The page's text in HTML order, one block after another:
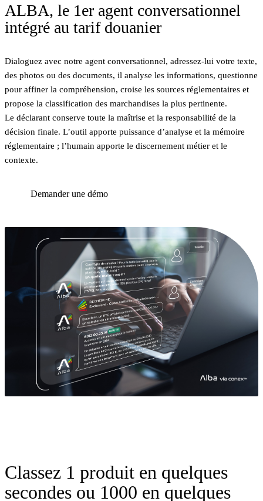
ALBA, le 1er agent conversationnel
intégré au tarif douanier
Dialoguez avec notre agent conversationnel, adressez-lui votre texte,
des photos ou des documents, il analyse les informations, questionne
pour affiner la compréhension, croise les sources réglementaires et
propose la classification des marchandises la plus pertinente.
Le déclarant conserve toute la maîtrise et la responsabilité de la
décision finale. L’outil apporte puissance d’analyse et la mémoire
réglementaire ; l’humain apporte le discernement métier et le
contexte.
Demander une démo
Classez 1 produit en quelques
secondes ou 1000 en quelques